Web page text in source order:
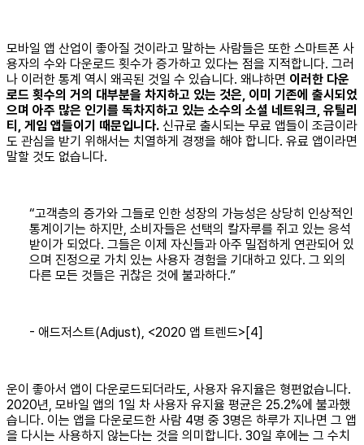
모바일 앱 산업이 좋아질 것이라고 말하는 사람들은 또한 스마트폰 사
용자의 수와 다운로드 횟수가 증가하고 있다는 점을 지적합니다. 그러
나 이러한 통계 역시 왜곡된 것일 수 있습니다. 왜냐하면 이러한 다운
로드 횟수의 거의 대부분을 차지하고 있는 것은, 이미 기존에 출시되었
으며 아주 많은 인기를 독차지하고 있는 소수의 소셜 네트워크, 유틸리
티, 게임 앱들이기 때문입니다. 신규로 출시되는 무료 앱들이 조금이라
도 관심을 받기 위해서는 치열하게 경쟁을 해야 합니다. 유료 앱이라면
말할 것도 없습니다.
“고객층의 증가와 그들로 인한 성장의 가능성은 상당히 인상적인
통계이기는 하지만, 소비자들은 선택의 칼자루를 쥐고 있는 응석
받이가 되었다. 그들은 이제 자신들과 아주 밀접하게 연관되어 있
으며 진정으로 가치 있는 사용자 경험을 기대하고 있다. 그 외의
다른 모든 것들은 귀찮은 것에 불과하다.”
- 애드저스트(Adjust), <2020 앱 트렌드>[4]
운이 좋아서 앱이 다운로드되더라도, 사용자 유지율은 형편없습니다.
2020년, 모바일 앱의 1일 차 사용자 유지율 평균은 25.2%에 불과했
습니다. 이는 앱을 다운로드한 사람 4명 중 3명은 하루가 지나면 그 앱
을 다시는 사용하지 않는다는 것을 의미합니다. 30일 후에는 그 수치